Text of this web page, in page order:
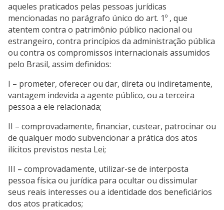
aqueles praticados pelas pessoas jurídicas
mencionadas no parágrafo único do art. 1º , que
atentem contra o patrimônio público nacional ou
estrangeiro, contra princípios da administração pública
ou contra os compromissos internacionais assumidos
pelo Brasil, assim definidos:
I – prometer, oferecer ou dar, direta ou indiretamente,
vantagem indevida a agente público, ou a terceira
pessoa a ele relacionada;
II – comprovadamente, financiar, custear, patrocinar ou
de qualquer modo subvencionar a prática dos atos
ilícitos previstos nesta Lei;
III – comprovadamente, utilizar-se de interposta
pessoa física ou jurídica para ocultar ou dissimular
seus reais interesses ou a identidade dos beneficiários
dos atos praticados;